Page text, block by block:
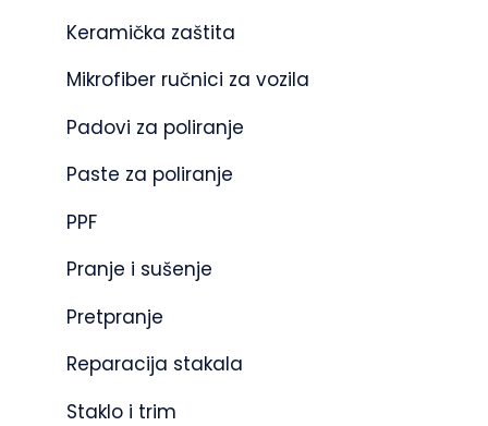
Keramička zaštita
Mikrofiber ručnici za vozila
Padovi za poliranje
Paste za poliranje
PPF
Pranje i sušenje
Pretpranje
Reparacija stakala
Staklo i trim